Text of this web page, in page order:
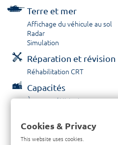
Terre et mer
Affichage du véhicule au sol
Radar
Simulation
Réparation et révision
Réhabilitation CRT
Capacités
À propos / Historique
Contactez nous
Cookies & Privacy
This website uses cookies.